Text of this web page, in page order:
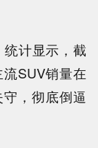
计显示，截
SUV销量在
，彻底倒逼